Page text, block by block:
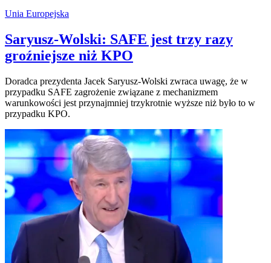
Unia Europejska
Saryusz-Wolski: SAFE jest trzy razy
groźniejsze niż KPO
Doradca prezydenta Jacek Saryusz-Wolski zwraca uwagę, że w
przypadku SAFE zagrożenie związane z mechanizmem
warunkowości jest przynajmniej trzykrotnie wyższe niż było to w
przypadku KPO.